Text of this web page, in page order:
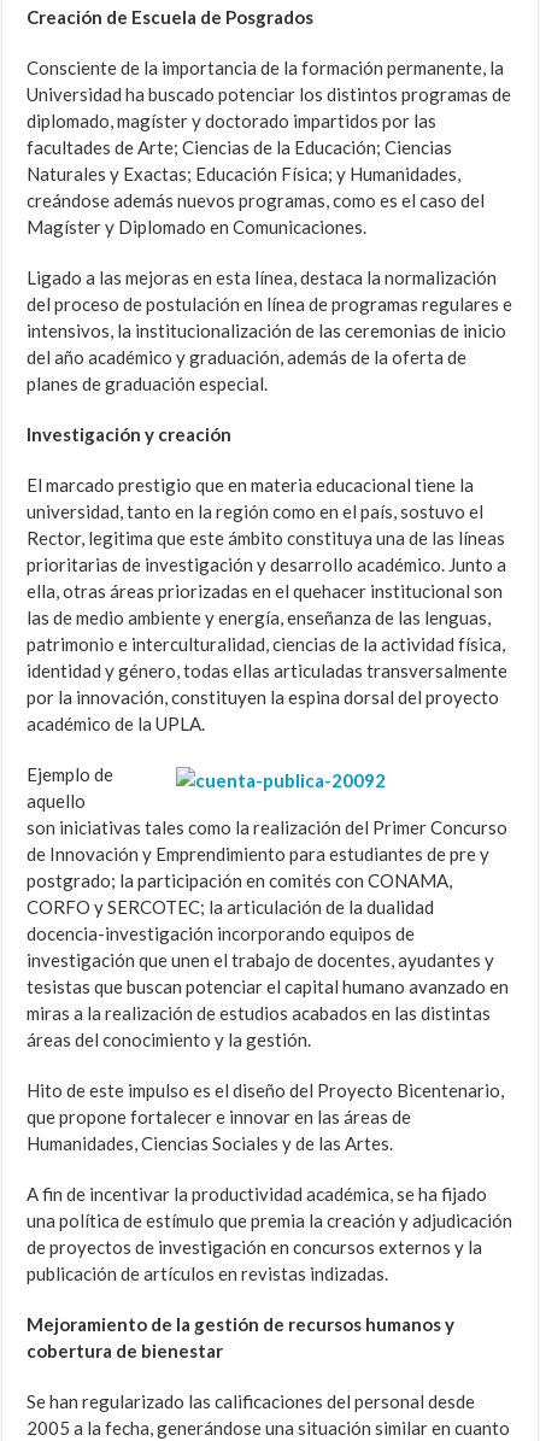
Creación de Escuela de Posgrados
Consciente de la importancia de la formación permanente, la
Universidad ha buscado potenciar los distintos programas de
diplomado, magíster y doctorado impartidos por las
facultades de Arte; Ciencias de la Educación; Ciencias
Naturales y Exactas; Educación Física; y Humanidades,
creándose además nuevos programas, como es el caso del
Magíster y Diplomado en Comunicaciones.
Ligado a las mejoras en esta línea, destaca la normalización
del proceso de postulación en línea de programas regulares e
intensivos, la institucionalización de las ceremonias de inicio
del año académico y graduación, además de la oferta de
planes de graduación especial.
Investigación y creación
El marcado prestigio que en materia educacional tiene la
universidad, tanto en la región como en el país, sostuvo el
Rector, legitima que este ámbito constituya una de las líneas
prioritarias de investigación y desarrollo académico. Junto a
ella, otras áreas priorizadas en el quehacer institucional son
las de medio ambiente y energía, enseñanza de las lenguas,
patrimonio e interculturalidad, ciencias de la actividad física,
identidad y género, todas ellas articuladas transversalmente
por la innovación, constituyen la espina dorsal del proyecto
académico de la UPLA.
Ejemplo de
aquello
son iniciativas tales como la realización del Primer Concurso
de Innovación y Emprendimiento para estudiantes de pre y
postgrado; la participación en comités con CONAMA,
CORFO y SERCOTEC; la articulación de la dualidad
docencia-investigación incorporando equipos de
investigación que unen el trabajo de docentes, ayudantes y
tesistas que buscan potenciar el capital humano avanzado en
miras a la realización de estudios acabados en las distintas
áreas del conocimiento y la gestión.
Hito de este impulso es el diseño del Proyecto Bicentenario,
que propone fortalecer e innovar en las áreas de
Humanidades, Ciencias Sociales y de las Artes.
A fin de incentivar la productividad académica, se ha fijado
una política de estímulo que premia la creación y adjudicación
de proyectos de investigación en concursos externos y la
publicación de artículos en revistas indizadas.
Mejoramiento de la gestión de recursos humanos y
cobertura de bienestar
Se han regularizado las calificaciones del personal desde
2005 a la fecha, generándose una situación similar en cuanto